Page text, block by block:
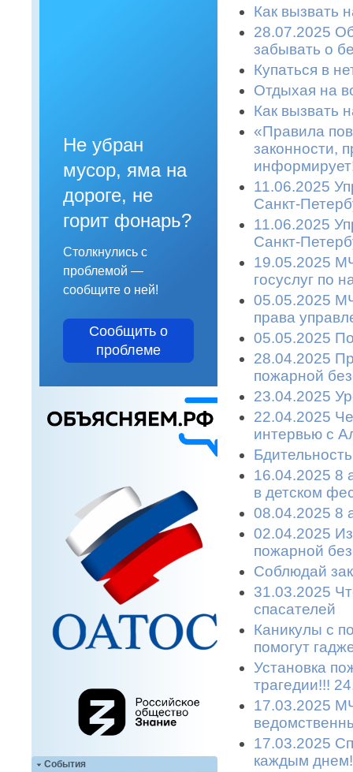
Не убран
мусор, яма на
дороге, не
горит фонарь?
Столкнулись с
проблемой —
сообщите о ней!
Сообщить о
проблеме
События
Как вызвать
28.07.2025
забывать о
Купаться в
Отдыхая на
Как вызвать
«Правила
законности,
11.06.2025
Санкт-
11.06.2025
Санкт-
19.05.2025
госуслуг по
05.05.2025
права
05.05.2025
28.04.2025
пожарной
23.04.2025
22.04.2025
интервью с
16.04.2025 8
в детском
08.04.2025 8
02.04.2025
пожарной
Соблюдай
31.03.2025
спасателей
Каникулы с
помогут
Установка
трагедии!!!
17.03.2025
17.03.2025
каждым днем!